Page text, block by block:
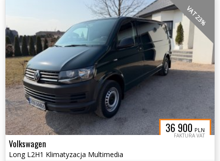
36 900 PLN
FAKTURA VAT
VAT 23%
Volkswagen
Long L2H1 Klimatyzacja Multimedia